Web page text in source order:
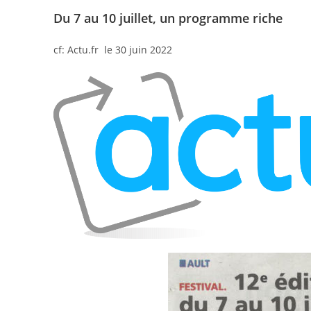
Du 7 au 10 juillet, un programme riche
cf: Actu.fr le 30 juin 2022